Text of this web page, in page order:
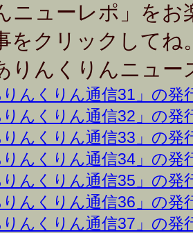
ニューレポ」を
をクリックしてね
りんくりんニュ
りんくりん通信31」の発
りんくりん通信32」の発
りんくりん通信33」の発
りんくりん通信34」の発
りんくりん通信35」の発
りんくりん通信36」の発
りんくりん通信37」の発